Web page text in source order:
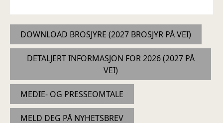
DOWNLOAD BROSJYRE (2027 BROSJYR PÅ VEI)
DETALJERT INFORMASJON FOR 2026 (2027 PÅ
VEI)
MEDIE- OG PRESSEOMTALE
MELD DEG PÅ NYHETSBREV